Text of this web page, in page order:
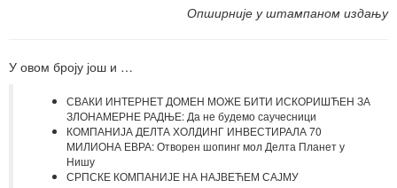
Опширније у штампаном издању
У овом броју још и …
СВАКИ ИНТЕРНЕТ ДОМЕН МОЖЕ БИТИ ИСКОРИШЋЕН ЗА
ЗЛОНАМЕРНЕ РАДЊЕ: Да не будемо саучесници
КОМПАНИЈА ДЕЛТА ХОЛДИНГ ИНВЕСТИРАЛА 70
МИЛИОНА ЕВРА: Отворен шопинг мол Делта Планет у
Нишу
СРПСКЕ КОМПАНИЈЕ НА НАЈВЕЋЕМ САЈМУ